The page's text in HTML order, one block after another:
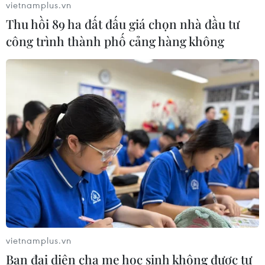
CƠ QUAN CHỦ QUẢN: THÔNG TẤN XÃ VIỆT NAM
Tổng Biên tập: TRẦN TIẾN DUẨN
Phó Tổng Biên tập: NGUYỄN THỊ TÁM, KHÚC THANH
THỦY
Sở hữu trí tuệ
Quy định sử dụng
RSS
Hỗ trợ
Ngôn ngữ
TTXVN
Dịch vụ tin
Quảng cáo
Liên hệ
vietnamplus.vn
Thu hồi 89 ha đất đấu giá chọn nhà đầu tư
công trình thành phố cảng hàng không
vietnamplus.vn
Ban đại diện cha mẹ học sinh không được tự